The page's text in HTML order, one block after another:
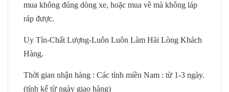
mua không đúng dòng xe, hoặc mua về mà không láp
ráp được.
Uy Tín-Chất Lượng-Luôn Luôn Làm Hài Lòng Khách
Hàng.
Thời gian nhận hàng : Các tỉnh miền Nam : từ 1-3 ngày.
(tính kể từ ngày giao hàng)